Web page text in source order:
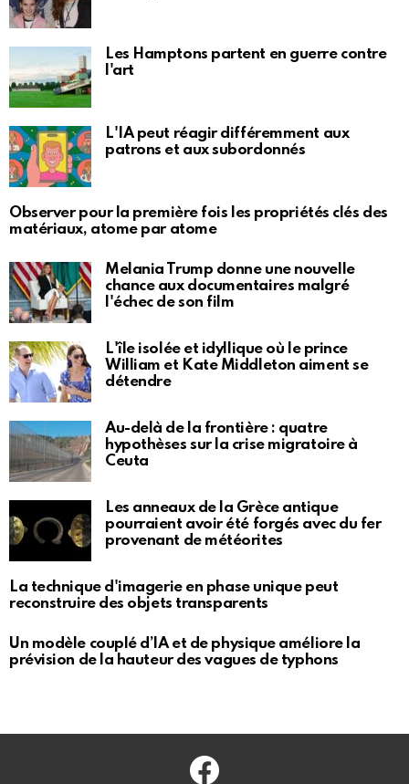
Les Hamptons partent en guerre contre
l'art
L'IA peut réagir différemment aux
patrons et aux subordonnés
Observer pour la première fois les propriétés clés des
matériaux, atome par atome
Melania Trump donne une nouvelle
chance aux documentaires malgré
l'échec de son film
L'île isolée et idyllique où le prince
William et Kate Middleton aiment se
détendre
Au-delà de la frontière : quatre
hypothèses sur la crise migratoire à
Ceuta
Les anneaux de la Grèce antique
pourraient avoir été forgés avec du fer
provenant de météorites
La technique d'imagerie en phase unique peut
reconstruire des objets transparents
Un modèle couplé d’IA et de physique améliore la
prévision de la hauteur des vagues de typhons
Facebook